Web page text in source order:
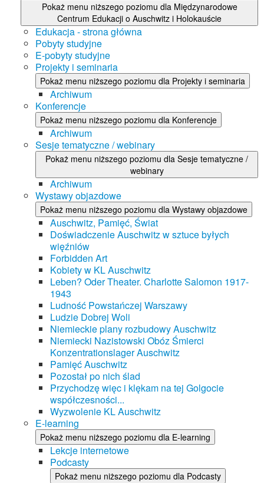
Pokaż menu niższego poziomu dla Międzynarodowe
Centrum Edukacji o Auschwitz i Holokauście
Edukacja - strona główna
Pobyty studyjne
E-pobyty studyjne
Projekty i seminaria
Pokaż menu niższego poziomu dla Projekty i seminaria
Archiwum
Konferencje
Pokaż menu niższego poziomu dla Konferencje
Archiwum
Sesje tematyczne / webinary
Pokaż menu niższego poziomu dla Sesje tematyczne /
webinary
Archiwum
Wystawy objazdowe
Pokaż menu niższego poziomu dla Wystawy objazdowe
Auschwitz, Pamięć, Świat
Doświadczenie Auschwitz w sztuce byłych
więźniów
Forbidden Art
Kobiety w KL Auschwitz
Leben? Oder Theater. Charlotte Salomon 1917-
1943
Ludność Powstańczej Warszawy
Ludzie Dobrej Woli
Niemieckie plany rozbudowy Auschwitz
Niemiecki Nazistowski Obóz Śmierci
Konzentrationslager Auschwitz
Pamięć Auschwitz
Pozostał po nich ślad
Przychodzę więc i klękam na tej Golgocie
współczesności...
Wyzwolenie KL Auschwitz
E-learning
Pokaż menu niższego poziomu dla E-learning
Lekcje internetowe
Podcasty
Pokaż menu niższego poziomu dla Podcasty